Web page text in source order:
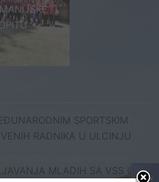
SPORTSKIM
RADNIKA U ULCINJU
MLADIH SA VSS U